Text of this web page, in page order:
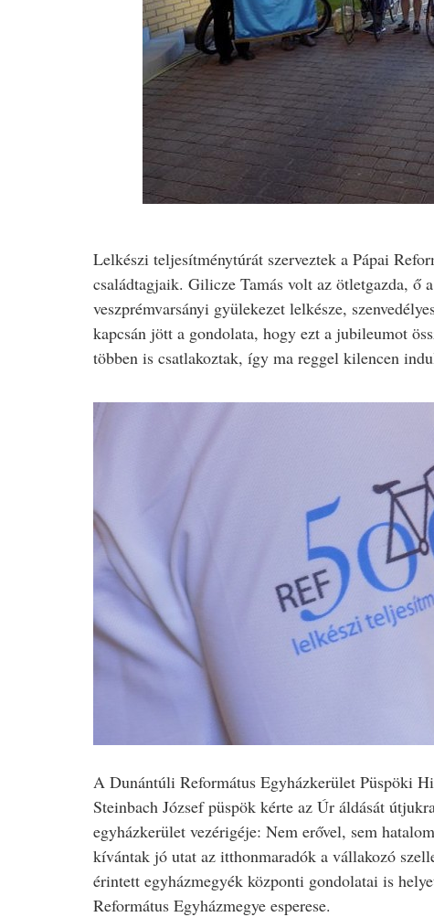
Lelkészi teljesítménytúrát szerveztek a Pápai
családtagjaik. Gilicze Tamás volt az ötletgazda, ő
veszprémvarsányi gyülekezet lelkésze,
kapcsán jött a gondolata, hogy ezt a jubileumot
többen is csatlakoztak, így ma reggel kilencen
A Dunántúli Református Egyházkerület Püspöki
Steinbach József püspök kérte az Úr áldását
egyházkerület vezérigéje: Nem erővel, sem
kívántak jó utat az itthonmaradók a vállakozó
érintett egyházmegyék központi gondolatai is
Református Egyházmegye esperese.